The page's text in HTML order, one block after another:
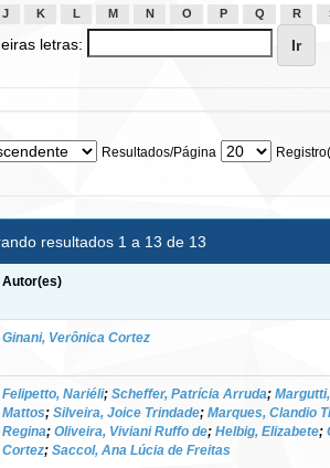
J K L M N O P Q R
letras:
Resultados/Página
resultados 1 a 13 de 13
Autor(es)
Ginani, Verônica Cortez
Felipetto, Nariéli; Scheffer, Patrícia Arruda;
Mattos; Silveira, Joice Trindade; Marques, Clandio
Regina; Oliveira, Viviani Ruffo de; Helbig, Elizabete;
Cortez; Saccol, Ana Lúcia de Freitas